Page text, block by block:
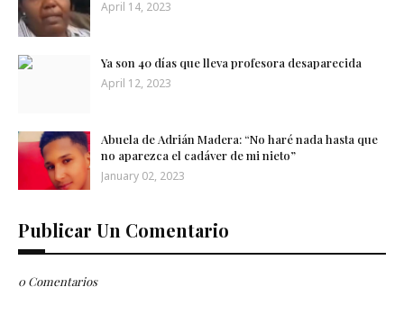
April 14, 2023
Ya son 40 días que lleva profesora desaparecida
April 12, 2023
Abuela de Adrián Madera: “No haré nada hasta que
no aparezca el cadáver de mi nieto”
January 02, 2023
Publicar Un Comentario
0 Comentarios